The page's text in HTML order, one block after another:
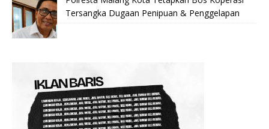
Tersangka Dugaan Penipuan & Penggelapan